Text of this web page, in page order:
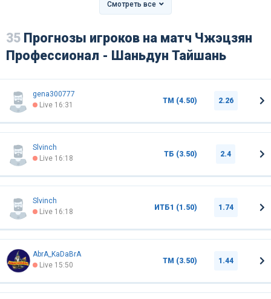
Смотреть все
35 Прогнозы игроков на матч Чжэцзян
Профессионал - Шаньдун Тайшань
gena300777
Live 16:31
ТМ (4.50) 2.26
Slvinch
Live 16:18
ТБ (3.50) 2.4
Slvinch
Live 16:18
ИТБ1 (1.50) 1.74
AbrA_KaDaBrA
Live 15:50
ТМ (3.50) 1.44